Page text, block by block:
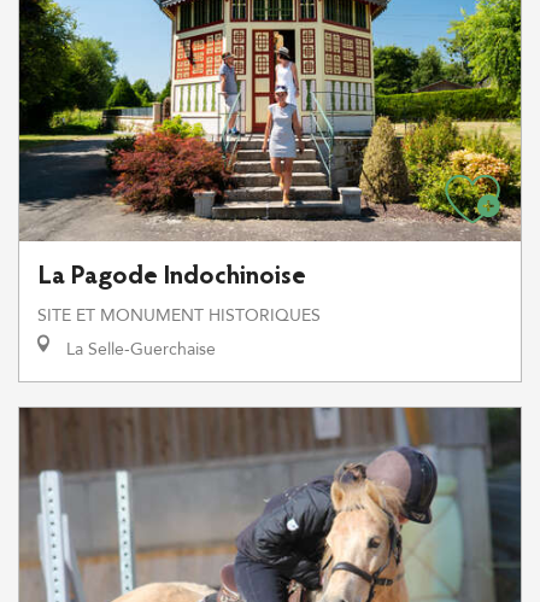
La Pagode Indochinoise
SITE ET MONUMENT HISTORIQUES
La Selle-Guerchaise